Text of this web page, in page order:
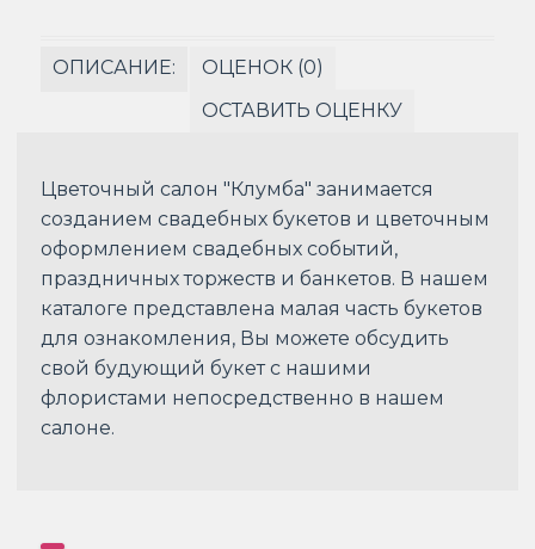
ОПИСАНИЕ:
ОЦЕНОК (0)
ОСТАВИТЬ ОЦЕНКУ
Цветочный салон "Клумба" занимается
созданием свадебных букетов и цветочным
оформлением свадебных событий,
праздничных торжеств и банкетов. В нашем
каталоге представлена малая часть букетов
для ознакомления, Вы можете обсудить
свой будующий букет с нашими
флористами непосредственно в нашем
салоне.